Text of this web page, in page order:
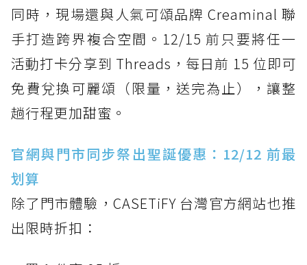
同時，現場還與人氣可頌品牌 Creaminal 聯
手打造跨界複合空間。12/15 前只要將任一
活動打卡分享到 Threads，每日前 15 位即可
免費兌換可麗頌（限量，送完為止），讓整
趟行程更加甜蜜。
官網與門市同步祭出聖誕優惠：12/12 前最
划算
除了門市體驗，CASETiFY 台灣官方網站也推
出限時折扣：